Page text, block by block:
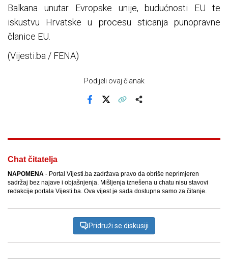
Balkana unutar Evropske unije, budućnosti EU te
iskustvu Hrvatske u procesu sticanja punopravne
članice EU.
(Vijesti.ba / FENA)
Podijeli ovaj članak
Chat čitatelja
NAPOMENA - Portal Vijesti.ba zadržava pravo da obriše neprimjeren
sadržaj bez najave i objašnjenja. Mišljenja iznešena u chatu nisu stavovi
redakcije portala Vijesti.ba. Ova vijest je sada dostupna samo za čitanje.
Pridruži se diskusiji